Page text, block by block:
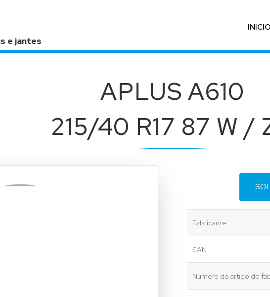
e jantes
INÍCIO
APLUS A610
215/40 R17 87 W /
Fabricante
EAN
Número do artigo do